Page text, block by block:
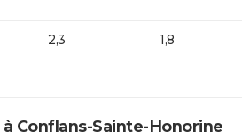
2,3 1,8
Conflans-Sainte-Honorine